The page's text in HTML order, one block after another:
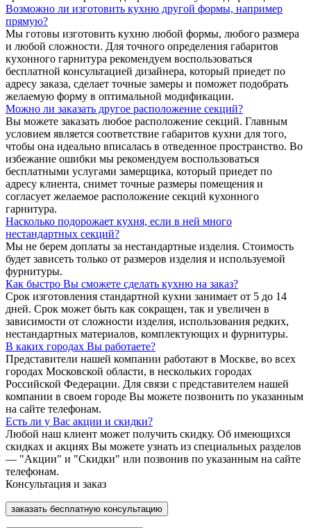
Возможно ли изготовить кухню другой формы, например
прямую?
Мы готовы изготовить кухню любой формы, любого размера
и любой сложности. Для точного определения габаритов
кухонного гарнитура рекомендуем воспользоваться
бесплатной консультацией дизайнера, который приедет по
адресу заказа, сделает точные замеры и поможет подобрать
желаемую форму в оптимальной модификации.
Можно ли заказать другое расположение секций?
Вы можете заказать любое расположение секций. Главным
условием является соответствие габаритов кухни для того,
чтобы она идеально вписалась в отведенное пространство. Во
избежание ошибки мы рекомендуем воспользоваться
бесплатными услугами замерщика, который приедет по
адресу клиента, снимет точные размеры помещения и
согласует желаемое расположение секций кухонного
гарнитура.
Насколько подорожает кухня, если в ней много
нестандартных секций?
Мы не берем доплаты за нестандартные изделия. Стоимость
будет зависеть только от размеров изделия и используемой
фурнитуры.
Как быстро Вы сможете сделать кухню на заказ?
Срок изготовления стандартной кухни занимает от 5 до 14
дней. Срок может быть как сокращен, так и увеличен в
зависимости от сложности изделия, использования редких,
нестандартных материалов, комплектующих и фурнитуры.
В каких городах Вы работаете?
Представители нашей компании работают в Москве, во всех
городах Московской области, в нескольких городах
Российской Федерации. Для связи с представителем нашей
компании в своем городе Вы можете позвонить по указанным
на сайте телефонам.
Есть ли у Вас акции и скидки?
Любой наш клиент может получить скидку. Об имеющихся
скидках и акциях Вы можете узнать из специальных разделов
— "Акции" и "Скидки" или позвонив по указанным на сайте
телефонам.
Консультация и заказ
заказать бесплатную консультацию